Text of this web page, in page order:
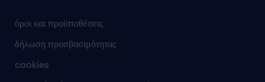
όροι και προϋποθέσεις
δήλωση προσβασιμότητας
cookies